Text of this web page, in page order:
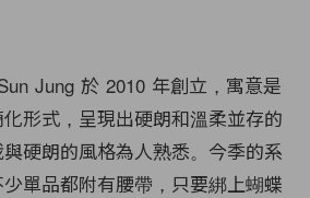
Jung 於 2010 年創立，寓意是
形式，呈現出硬朗和溫柔並存的
硬朗的風格為人熟悉。今季的系
單品都附有腰帶，只要綁上蝴蝶